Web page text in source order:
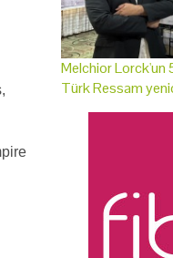
Melchior Lorck'un
Türk Ressam